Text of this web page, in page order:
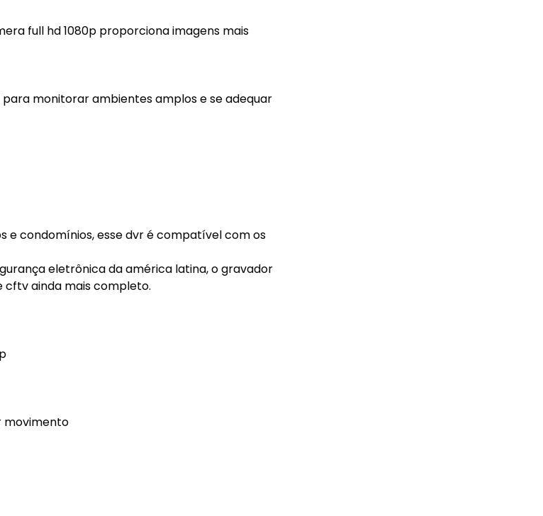
full hd 1080p proporciona imagens mais
monitorar ambientes amplos e se adequar
e condomínios, esse dvr é compatível com os
eletrônica da américa latina, o gravador
cftv ainda mais completo.
movimento